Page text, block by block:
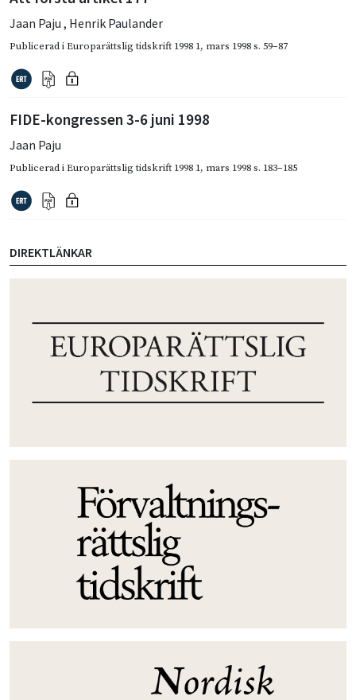
Jaan Paju , Henrik Paulander
Publicerad iEuroparättslig tidskrift 1998 1, mars 1998s. 59–87
FIDE-kongressen 3-6 juni 1998
Jaan Paju
Publicerad iEuroparättslig tidskrift 1998 1, mars 1998s. 183–185
DIREKTLÄNKAR